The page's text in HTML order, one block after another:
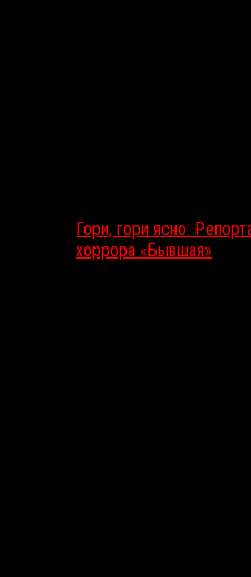
Гори, гори ясно:
хоррора «Бывшая»